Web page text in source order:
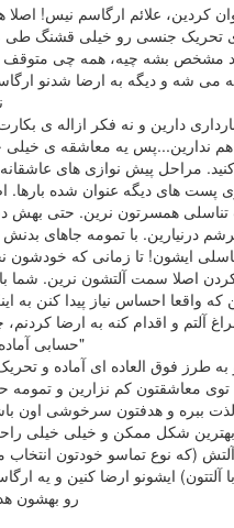
کردین، علائم ارگاسم نیس!
ی تحریک جنسی رو خیلی قشنگ طی
مشخص بشه چیه، همه چی
شه و دیگه به ارضا شدنو
دارین و نه فکر ازاله ی
ندارین...پس یه معاشقه ی
مراحل پیش نوازی های عاشقانه،
پست های دیگه عنوان شده بارها.
تناسلی همسرتون نرین. حتی
درنیارین. با تمومه جاهای
ایشون! تا زمانی که خودشون
اصلا سمت آلتشون نرین. شما
واقعا احساس نیاز پیدا کنن به
آلتم و اقدام کنه به ارضا
حسابی آماده ام الان"
به طرز فوق العاده ای آماده و
معاشقتون کم نزارین و تمومه
ببره و هدفتون سرخوشی اون
شکل ممکن و خیلی خیلی
(که نوع تماسو خودتون انتخاب
آلتتون) ایشونو ارضا کنین و یه
رو بهشون